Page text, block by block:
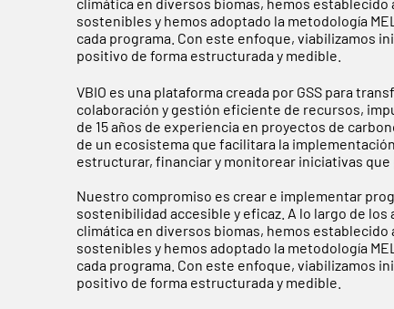
sostenibles y hemos adoptado la metodología
cada programa. Con este enfoque, viabilizamos
positivo de forma estructurada y medible.
VBIO es una plataforma creada por GSS para
colaboración y gestión eficiente de recursos,
de 15 años de experiencia en proyectos de
de un ecosistema que facilitara la
estructurar, financiar y monitorear iniciativas
Nuestro compromiso es crear e implementar
sostenibilidad accesible y eficaz. A lo largo de
climática en diversos biomas, hemos
sostenibles y hemos adoptado la metodología
cada programa. Con este enfoque, viabilizamos
positivo de forma estructurada y medible.